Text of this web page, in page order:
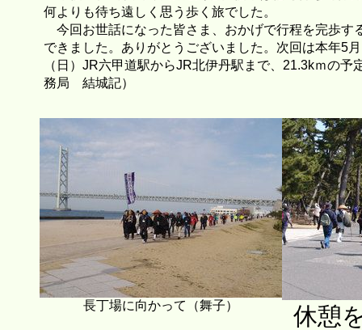
何よりも待ち遠しく思う歩く旅でした。
今回お世話になった皆さま、おかげで行程を完歩す
できました。ありがとうございました。次回は本年5
（日）JR六甲道駅からJR北伊丹駅まで、21.3kｍの予
務局 結城記）
長丁場に向かって（舞子）
休憩